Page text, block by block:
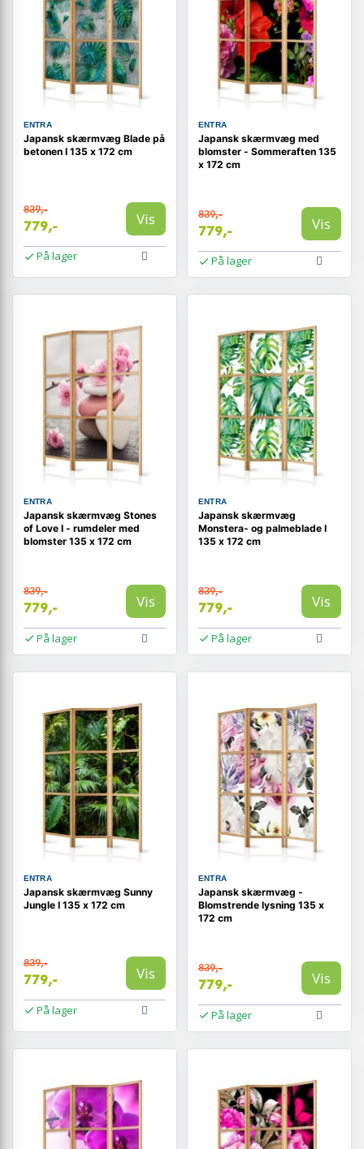
ENTRA
Japansk skærmvæg Blade på
betonen I 135 x 172 cm
839,-
779,- Vis
På lager
ENTRA
Japansk skærmvæg med
blomster - Sommeraften 135
x 172 cm
839,-
779,- Vis
På lager
ENTRA
Japansk skærmvæg Stones
of Love I - rumdeler med
blomster 135 x 172 cm
839,-
779,- Vis
På lager
ENTRA
Japansk skærmvæg
Monstera- og palmeblade I
135 x 172 cm
839,-
779,- Vis
På lager
ENTRA
Japansk skærmvæg Sunny
Jungle I 135 x 172 cm
839,-
779,- Vis
På lager
ENTRA
Japansk skærmvæg -
Blomstrende lysning 135 x
172 cm
839,-
779,- Vis
På lager